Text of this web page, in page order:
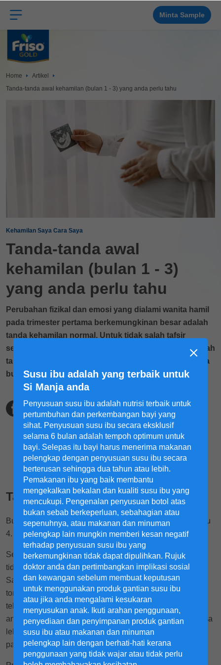
kandungan
utama
Susu ibu adalah yang terbaik untuk
Si Manja anda
Penyusuan susu ibu adalah nutrisi terbaik untuk
pertumbuhan dan perkembangan bayi yang
sihat. Penyusuan susu ibu secara eksklusif
selama 6 bulan adalah tempoh optimum untuk
bayi. Selepas itu bayi harus menerima makanan
pelengkap dengan penyusuan susu ibu secara
berterusan sehingga dua tahun atau lebih.
Pemakanan ibu yang baik membantu
mengekalkan bekalan dan kualiti susu ibu yang
mencukupi. Pengenalan penyusuan botol atas
bukan sebab berkeperluan, sebahagian atau
sepenuhnya, atau makanan dan minuman
pelengkap lain mungkin memberi kesan negatif
terhadap penyusuan susu ibu yang
berkemungkinan tidak dapat dipulihkan. Rujuk
doktor anda dan pertimbangkan implikasi sosial
dan kewangan sebelum membuat keputusan
untuk menggunakan produk gantian susu ibu
atau jika anda mengalami kesukaran
menyusukan anak. Ikuti arahan penggunaan,
penyediaan dan penyimpanan produk gantian
susu ibu atau makanan dan minuman
pelengkap lain dengan berhati-hati kerana
penggunaan yang tidak wajar atau tidak perlu
Minta Sample
Home
Artikel
Tanda-tanda awal kehamilan (bulan 1 - 3) yang anda perlu tahu
Kehamilan Saya Cara Saya
Tanda-tanda awal
kehamilan (bulan 1 - 3)
yang anda perlu tahu
Perubahan fizikal dan emosi yang dialami wanita hamil
pada trimester pertama berkemungkinan besar adalah
tanda kehamilan normal. Untuk tidak salah tafsir
sebagai masalah kesihatan, ibu hamil perlu tahu apakah
tanda-tanda awal dan simptom kehamilan normal pada
bulan 1 hingga bulan 3, iaitu, trimester pertama.
Tanda mengandung sebulan
Bulan 1 kehamilan adalah antara minggu 1 hingga minggu
4.
Semasa bulan pertama kehamilan anda, anda mungkin
tidak melihat sebarang simptom mengandung yang jelas.
Satu tanda awal kehamilan bagi sesetengah orang ialah
tompok darah, yang boleh menunjukkan bahawa embrio
telah melekat pada dinding rahim
anda
. Tanda biasa mengandung sebulan termasuk berasa
lebih letih daripada biasa, terpaksa kencing lebih kerap,
payudara lembut atau sakit dan mual di pagi hari